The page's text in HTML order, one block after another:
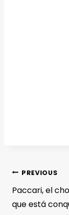
PREVIOUS
Paccari, el
que está